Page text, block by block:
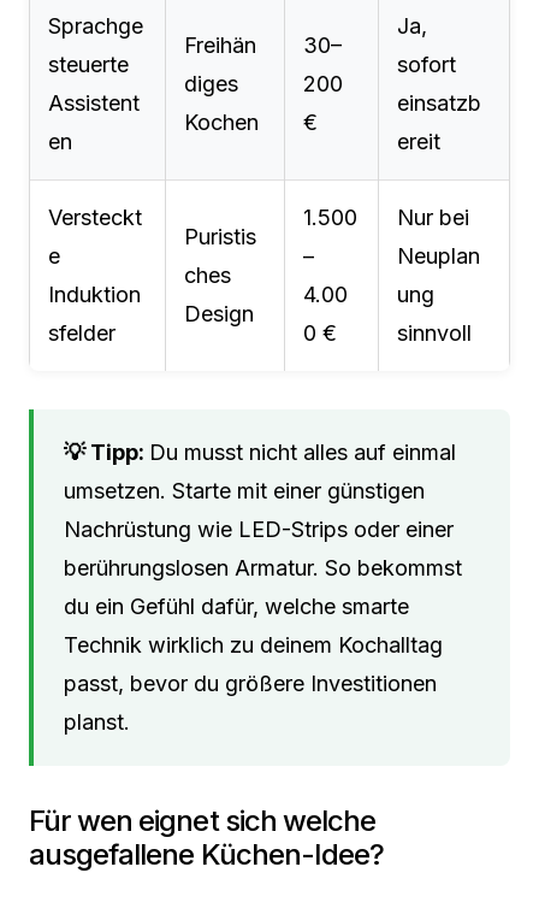
Sprachge
steuerte
Assistent
en
Freihän
diges
Kochen
30–
200
€
Ja,
sofort
einsatzb
ereit
Versteckt
e
Induktion
sfelder
Puristis
ches
Design
1.500
–
4.00
0 €
Nur bei
Neuplan
ung
sinnvoll
Du musst nicht alles auf einmal
umsetzen. Starte mit einer günstigen
Nachrüstung wie LED-Strips oder einer
berührungslosen Armatur. So bekommst
du ein Gefühl dafür, welche smarte
Technik wirklich zu deinem Kochalltag
passt, bevor du größere Investitionen
planst.
Für wen eignet sich welche
ausgefallene Küchen-Idee?